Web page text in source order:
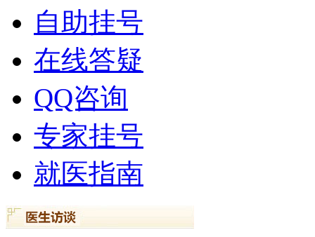
自助挂号
在线答疑
QQ咨询
专家挂号
就医指南